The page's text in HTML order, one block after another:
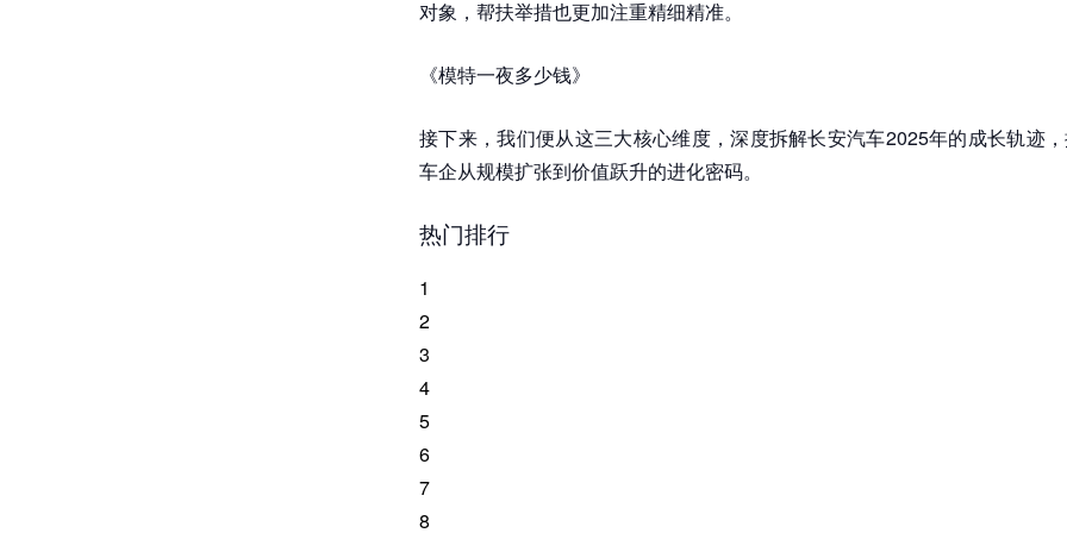
对象，帮扶举措也更加注重精细精准。
《模特一夜多少钱》
接下来，我们便从这三大核心维度，深度拆解长安汽车2025年的成长轨迹
车企从规模扩张到价值跃升的进化密码。
热门排行
1
2
3
4
5
6
7
8